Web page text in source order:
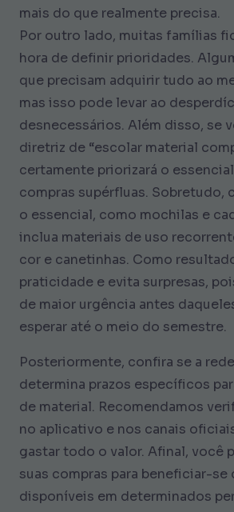
mais do que realmente precisa.
Por outro lado, muitas famílias
hora de definir prioridades.
que precisam adquirir tudo ao
mas isso pode levar ao
desnecessários. Além disso, se
diretriz de “escolar material
certamente priorizará o
compras supérfluas. Sobretudo,
o essencial, como mochilas e
inclua materiais de uso
cor e canetinhas. Como
praticidade e evita surpresas,
de maior urgência antes
esperar até o meio do semestre.
Posteriormente, confira se a
determina prazos específicos
de material. Recomendamos
no aplicativo e nos canais
gastar todo o valor. Afinal, você
suas compras para beneficiar-se
disponíveis em determinados